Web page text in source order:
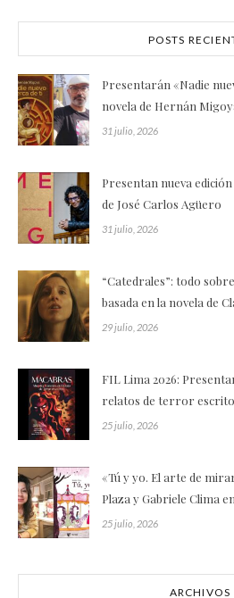
POSTS
Presentarán «Nadie
novela de Hernán
31 julio, 2026
Presentan nueva
de José Carlos Agüero
31 julio, 2026
“Catedrales”: todo
basada en la novela de
29 julio, 2026
FIL Lima 2026:
relatos de terror
25 julio, 2026
«Tú y yo. El arte de
Plaza y Gabriele Clima
25 julio, 2026
ARCHIVOS